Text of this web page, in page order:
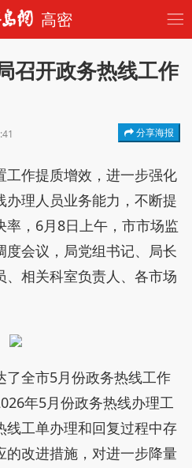
高密
召开政务热线工作
分享海报
工作提质增效，进一步强化
理人员业务能力，不断提
率，6月8日上午，市市场监
会议，局党组书记、局长
、相关科室负责人、各市场
了全市5月份政务热线工作
年5月份政务热线办理工
线工单办理和回复过程中存
的改进措施，对进一步降量